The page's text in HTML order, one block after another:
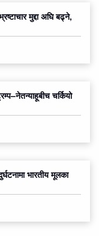
मुद्दा अघि बढ्ने,
चर्कियो
भारतीय मूलका